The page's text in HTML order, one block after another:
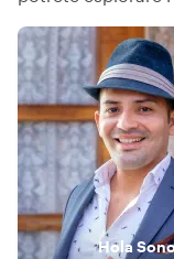
Hola